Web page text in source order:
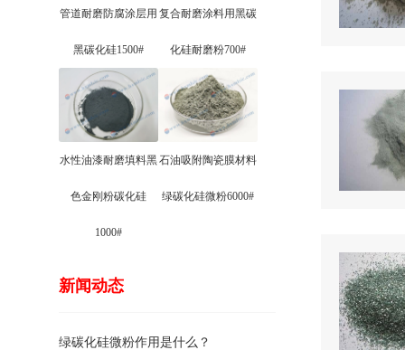
管道耐磨防腐涂层用
黑碳化硅1500#
复合耐磨涂料用黑碳
化硅耐磨粉700#
水性油漆耐磨填料黑
色金刚粉碳化硅
1000#
石油吸附陶瓷膜材料
绿碳化硅微粉6000#
新闻动态
绿碳化硅微粉作用是什么？